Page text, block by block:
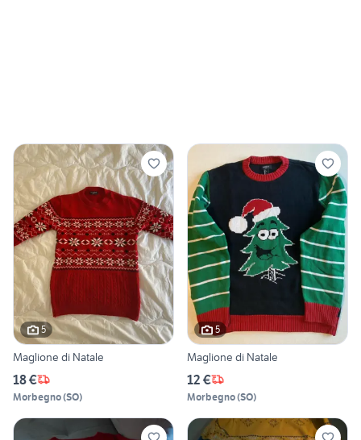
5
Maglione di Natale
18 €
Morbegno(SO)
5
Maglione di Natale
12 €
Morbegno(SO)